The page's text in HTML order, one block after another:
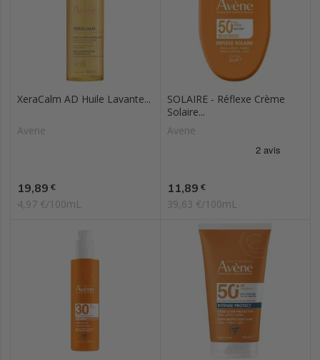
XeraCalm AD Huile Lavante...
Avene
Prix
19,89 €
4,97 €/100mL
SOLAIRE - Réflexe Crème
Solaire...
Avene
Prix
11,89 €
39,63 €/100mL